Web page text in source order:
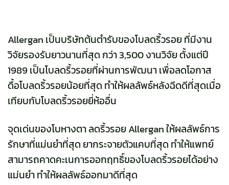
Allergan เป็นบริษัทต้นตำรับของโบลดริ้วรอย ที่มีงาน
วิจัยรองรับยาวนานที่สุด กว่า 3,500 งานวิจัย ตั้งแต่ปี
1989 เป็นโบลดริ้วรอยที่ผ่านการพัฒนา เพื่อลดโอกาส
ดื้อโบลดริ้วรอยน้อยที่สุด ทำให้ผลลัพธ์หลังฉีดดีที่สุดเมื่อ
เทียบกับโบลดริ้วรอยยี่ห้ออื่น
จุดเด่นของโบหางตา ลดริ้วรอย Allergan ให้ผลลัพธ์การ
รักษาที่แม่นยำที่สุด ยากระจายตัวแคบที่สุด ทำให้แพทย์
สามารถคาดคะเนการออกฤทธิ์ของโบลดริ้วรอยได้อย่าง
แม่นยำ ทำให้ผลลัพธ์ออกมาดีที่สุด